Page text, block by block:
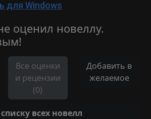
для Windows
оценил новеллу.
Все оценки
и рецензии
(0)
Добавить в
желаемое
всех новелл